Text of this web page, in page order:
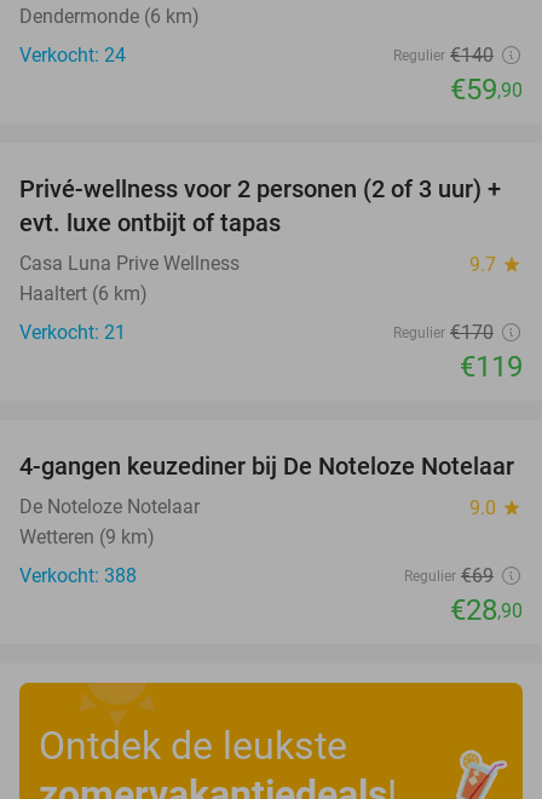
Dendermonde (6 km)
Verkocht: 24
Regulier €140
€59,90
30%
Privé-wellness voor 2 personen (2 of 3 uur) +
evt. luxe ontbijt of tapas
Casa Luna Prive Wellness 9.7 star
Haaltert (6 km)
Verkocht: 21
Regulier €170
€119
58%
4-gangen keuzediner bij De Noteloze Notelaar
De Noteloze Notelaar 9.0 star
Wetteren (9 km)
Verkocht: 388
Regulier €69
€28,90
Ontdek de leukste